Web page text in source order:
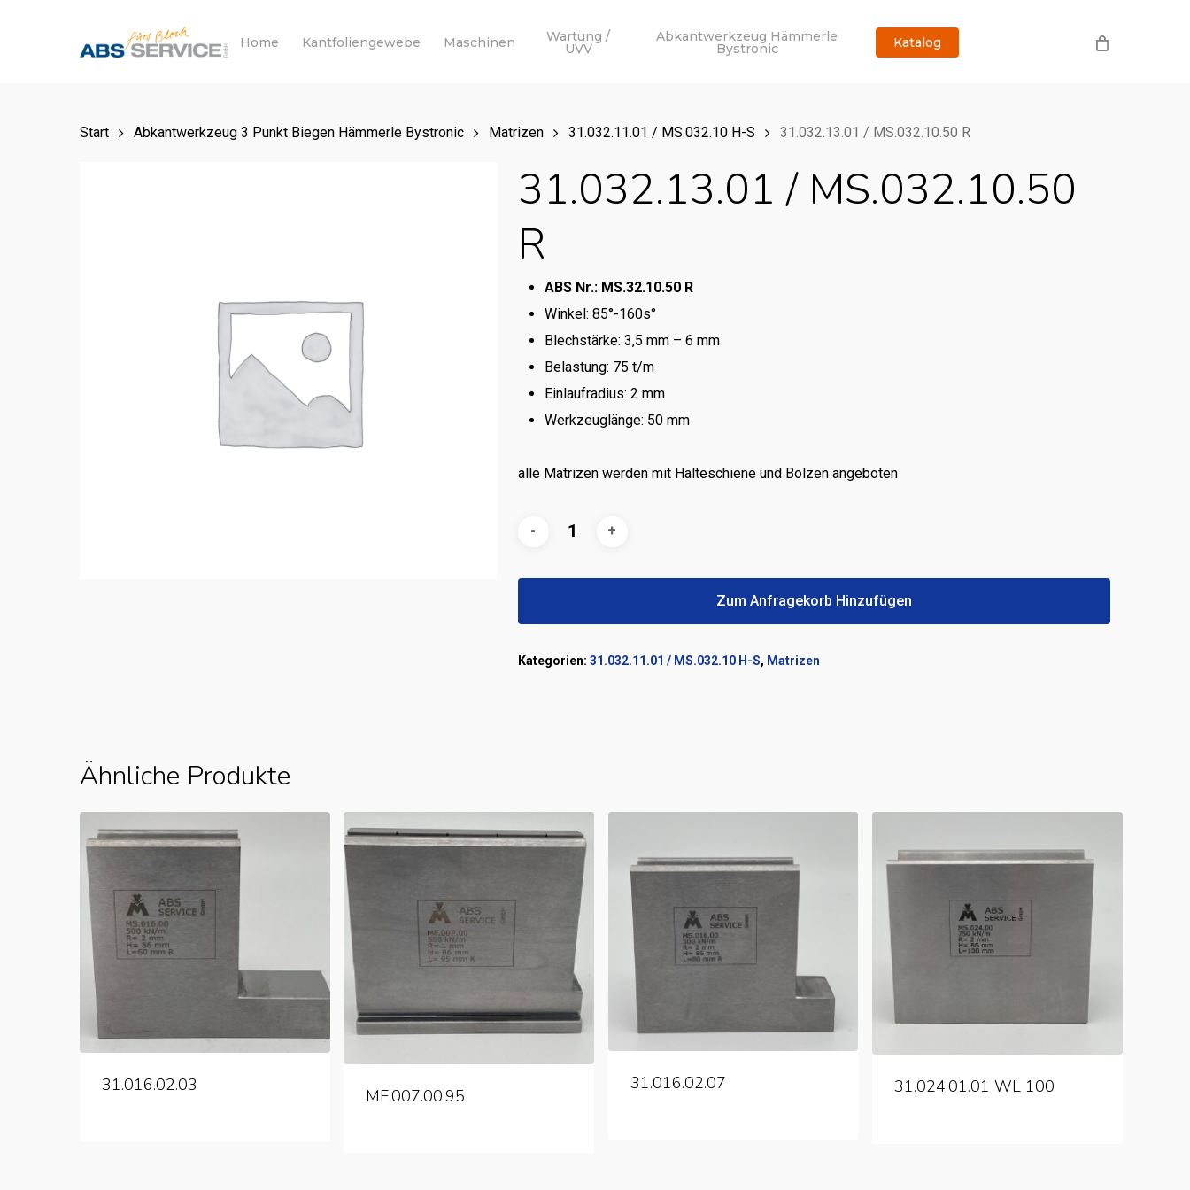
Home Kantfoliengewebe Maschinen Wartung /
UVV
Abkantwerkzeug Hämmerle
Bystronic Katalog
Start Abkantwerkzeug 3 Punkt Biegen Hämmerle Bystronic Matrizen 31.032.11.01 / MS.032.10 H-S 31.032.13.01 / MS.032.10.50 R
31.032.13.01 / MS.032.10.50
R
ABS Nr.: MS.32.10.50 R
Winkel: 85°-160s°
Blechstärke: 3,5 mm – 6 mm
Belastung: 75 t/m
Einlaufradius: 2 mm
Werkzeuglänge: 50 mm
alle Matrizen werden mit Halteschiene und Bolzen angeboten
Zum Anfragekorb Hinzufügen
Kategorien: 31.032.11.01 / MS.032.10 H-S, Matrizen
Ähnliche Produkte
31.016.02.03
MF.007.00.95
31.016.02.07 31.024.01.01 WL 100